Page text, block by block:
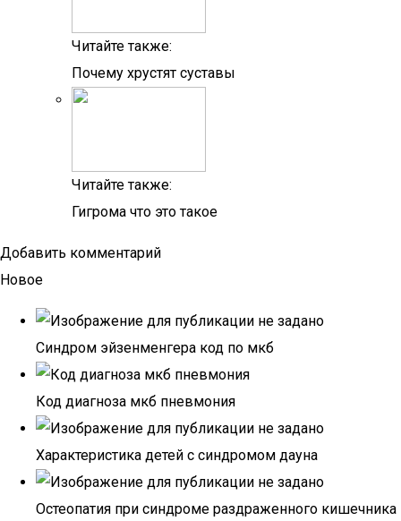
Читайте также:
Почему хрустят суставы
Читайте также:
Гигрома что это такое
Добавить комментарий
Новое
Синдром эйзенменгера код по мкб
Код диагноза мкб пневмония
Характеристика детей с синдромом дауна
Остеопатия при синдроме раздраженного кишечника